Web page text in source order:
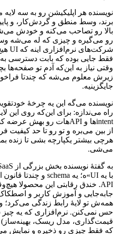
نویسنده هر اپلیکیشن رو به سه لایه
برند، وسط منطق و گردش‌کار، و
بالا رو تصاحب می‌کنه و خودش
رو می‌گیره و چیزی که له می‌شه
شرکت‌های نرم‌افزاری اینه که UI
فقط جایی بوده که بابت دسترسی به
وقتی نیاز به این‌که آدم تو صفحه‌ها
زیرش معلوم می‌شه که چندتا
جایگزینیه.
نویسنده می‌گه این یه چرخهٔ
راه می‌ندازه: برای این‌که روی این
intent‌ها و APIهات رو بهش عرضه
از بین می‌بره و تو رو تا حد کیفیت
هرچی بیشتر یکپارچه بشی تا زنده
می‌شی.
به گفتهٔ نویسنده بخش بزرگی از
با یه UI»ه؛ یه schema و چندتا قانون
API
. خندق رقابتی این محصولا
جابه‌جایی و آموزش کاربر و
همه‌ش تو لایهٔ رابط زندگی می‌کرد؛ و
حس نمی‌کنن. نرم‌افزاری که یه چیز
قیمت‌گذاری، مدل ریسک، بهینه‌ساز)
که فقط چیزی رو ذخیره و نمایش